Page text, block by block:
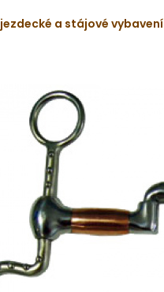
jezdecké a stájové vybavení